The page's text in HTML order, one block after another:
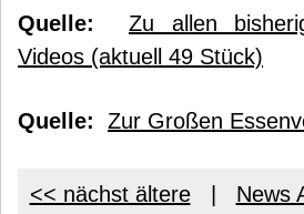
Quelle:
Zu allen
Videos (aktuell 49 Stück)
Quelle: Zur Großen
<< nächst ältere| News